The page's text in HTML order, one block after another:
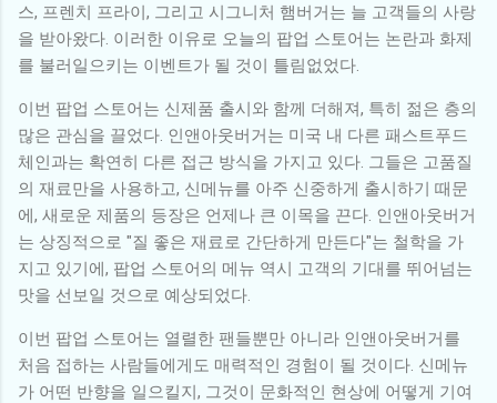
스, 프렌치 프라이, 그리고 시그니처 햄버거는 늘 고객들의 사랑
을 받아왔다. 이러한 이유로 오늘의 팝업 스토어는 논란과 화제
를 불러일으키는 이벤트가 될 것이 틀림없었다.
이번 팝업 스토어는 신제품 출시와 함께 더해져, 특히 젊은 층의
많은 관심을 끌었다. 인앤아웃버거는 미국 내 다른 패스트푸드
체인과는 확연히 다른 접근 방식을 가지고 있다. 그들은 고품질
의 재료만을 사용하고, 신메뉴를 아주 신중하게 출시하기 때문
에, 새로운 제품의 등장은 언제나 큰 이목을 끈다. 인앤아웃버거
는 상징적으로 "질 좋은 재료로 간단하게 만든다"는 철학을 가
지고 있기에, 팝업 스토어의 메뉴 역시 고객의 기대를 뛰어넘는
맛을 선보일 것으로 예상되었다.
이번 팝업 스토어는 열렬한 팬들뿐만 아니라 인앤아웃버거를
처음 접하는 사람들에게도 매력적인 경험이 될 것이다. 신메뉴
가 어떤 반향을 일으킬지, 그것이 문화적인 현상에 어떻게 기여